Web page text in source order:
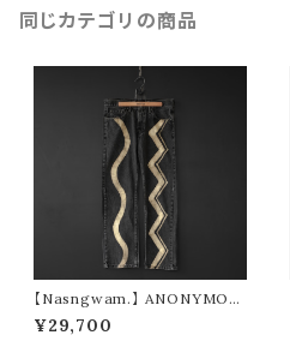
同じカテゴリの商品
【Nasngwam.】 ANONYMOU
S PANTS (size S)
¥29,700